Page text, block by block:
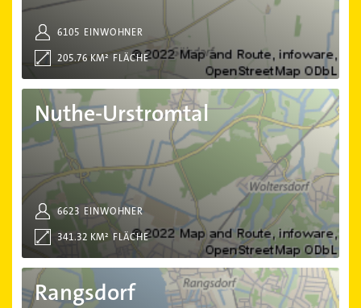
EINWOHNER
6105
FLÄCHE
205.76 KM²
Nuthe-Urstromtal
EINWOHNER
6623
FLÄCHE
341.32 KM²
Nuthe-Urstromtal
Rangsdorf
Rangsdorf